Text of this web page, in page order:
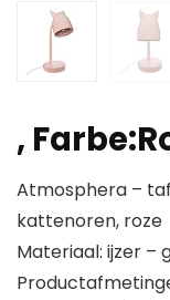
,
Atmosphera –
kattenoren, roze
Materiaal: ijzer –